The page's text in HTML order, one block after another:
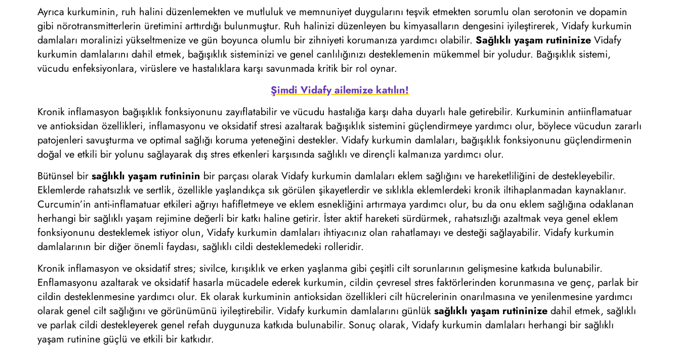
Ayrıca kurkuminin, ruh halini düzenlemekten ve mutluluk ve memnuniyet duygularını teşvik etmekten sorumlu olan serotonin ve dopamin
gibi nörotransmitterlerin üretimini arttırdığı bulunmuştur. Ruh halinizi düzenleyen bu kimyasalların dengesini iyileştirerek, Vidafy kurkumin
damlaları moralinizi yükseltmenize ve gün boyunca olumlu bir zihniyeti korumanıza yardımcı olabilir.Sağlıklı yaşam rutininize Vidafy
kurkumin damlalarını dahil etmek, bağışıklık sisteminizi ve genel canlılığınızı desteklemenin mükemmel bir yoludur. Bağışıklık sistemi,
vücudu enfeksiyonlara, virüslere ve hastalıklara karşı savunmada kritik bir rol oynar.
Şimdi Vidafy ailemize katılın!
Kronik inflamasyon bağışıklık fonksiyonunu zayıflatabilir ve vücudu hastalığa karşı daha duyarlı hale getirebilir. Kurkuminin antiinflamatuar
ve antioksidan özellikleri, inflamasyonu ve oksidatif stresi azaltarak bağışıklık sistemini güçlendirmeye yardımcı olur, böylece vücudun zararlı
patojenleri savuşturma ve optimal sağlığı koruma yeteneğini destekler. Vidafy kurkumin damlaları, bağışıklık fonksiyonunu güçlendirmenin
doğal ve etkili bir yolunu sağlayarak dış stres etkenleri karşısında sağlıklı ve dirençli kalmanıza yardımcı olur.
Bütünsel birsağlıklı yaşam rutininin bir parçası olarak Vidafy kurkumin damlaları eklem sağlığını ve hareketliliğini de destekleyebilir.
Eklemlerde rahatsızlık ve sertlik, özellikle yaşlandıkça sık görülen şikayetlerdir ve sıklıkla eklemlerdeki kronik iltihaplanmadan kaynaklanır.
Curcumin’in anti-inflamatuar etkileri ağrıyı hafifletmeye ve eklem esnekliğini artırmaya yardımcı olur, bu da onu eklem sağlığına odaklanan
herhangi bir sağlıklı yaşam rejimine değerli bir katkı haline getirir. İster aktif hareketi sürdürmek, rahatsızlığı azaltmak veya genel eklem
fonksiyonunu desteklemek istiyor olun, Vidafy kurkumin damlaları ihtiyacınız olan rahatlamayı ve desteği sağlayabilir. Vidafy kurkumin
damlalarının bir diğer önemli faydası, sağlıklı cildi desteklemedeki rolleridir.
Kronik inflamasyon ve oksidatif stres; sivilce, kırışıklık ve erken yaşlanma gibi çeşitli cilt sorunlarının gelişmesine katkıda bulunabilir.
Enflamasyonu azaltarak ve oksidatif hasarla mücadele ederek kurkumin, cildin çevresel stres faktörlerinden korunmasına ve genç, parlak bir
cildin desteklenmesine yardımcı olur. Ek olarak kurkuminin antioksidan özellikleri cilt hücrelerinin onarılmasına ve yenilenmesine yardımcı
olarak genel cilt sağlığını ve görünümünü iyileştirebilir. Vidafy kurkumin damlalarını günlüksağlıklı yaşam rutininize dahil etmek, sağlıklı
ve parlak cildi destekleyerek genel refah duygunuza katkıda bulunabilir. Sonuç olarak, Vidafy kurkumin damlaları herhangi bir sağlıklı
yaşam rutinine güçlü ve etkili bir katkıdır.